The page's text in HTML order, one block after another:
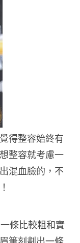
得整容始終有
整容就考慮一
混血臉的，不
條比較粗和實